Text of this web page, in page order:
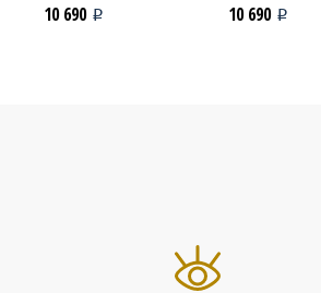
10 690 i 10 690 i